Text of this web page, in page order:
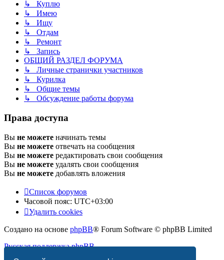
↳ Куплю
↳ Имею
↳ Ищу
↳ Отдам
↳ Ремонт
↳ Запись
ОБЩИЙ РАЗДЕЛ ФОРУМА
↳ Личные странички участников
↳ Курилка
↳ Общие темы
↳ Обсуждение работы форума
Права доступа
Вы не можете начинать темы
Вы не можете отвечать на сообщения
Вы не можете редактировать свои сообщения
Вы не можете удалять свои сообщения
Вы не можете добавлять вложения
Список форумов
Часовой пояс: UTC+03:00
Удалить cookies
Создано на основе phpBB® Forum Software © phpBB Limited
Русская поддержка phpBB